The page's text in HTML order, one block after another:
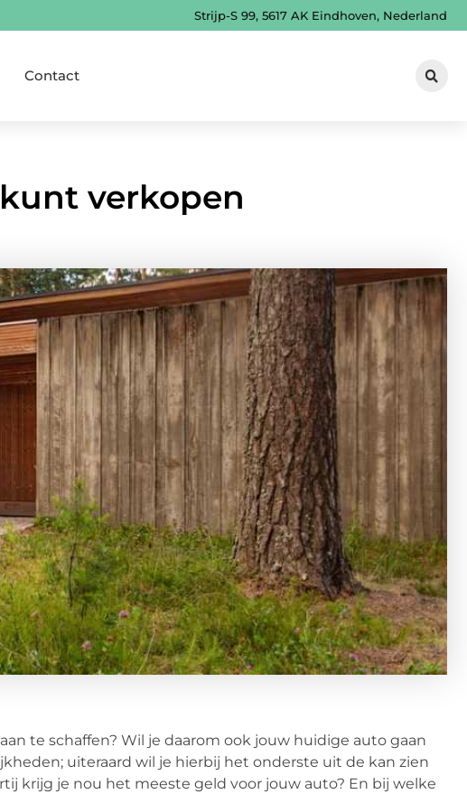
Strijp-S 99, 5617 AK Eindhoven, Nederland
Contact
verkopen
te schaffen? Wil je daarom ook jouw huidige auto gaan
uiteraard wil je hierbij het onderste uit de kan zien
krijg je nou het meeste geld voor jouw auto? En bij welke